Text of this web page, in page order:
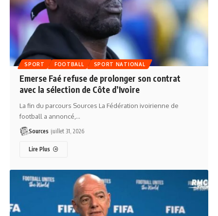
SPORT FOOTBALL SPORT NATIONAL
Emerse Faé refuse de prolonger son contrat
avec la sélection de Côte d’Ivoire
La fin du parcours Sources La Fédération ivoirienne de
football a annoncé,…
Sources juillet 31, 2026
Lire Plus